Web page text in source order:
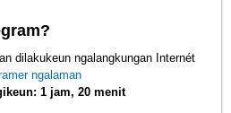
dilakukeun ngalangkungan Internét
ngalaman
1 jam, 20 menit